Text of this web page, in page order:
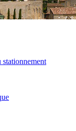
stationnement